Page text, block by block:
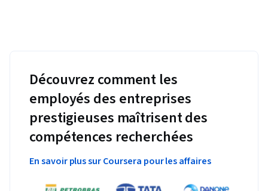
Découvrez comment les
employés des entreprises
prestigieuses maîtrisent des
compétences recherchées
En savoir plus sur Coursera pour les affaires